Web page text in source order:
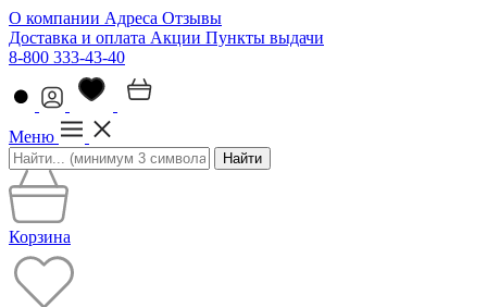
О компании Адреса Отзывы
Доставка и оплата Акции Пункты выдачи
8-800 333-43-40
Меню
Найти
Корзина